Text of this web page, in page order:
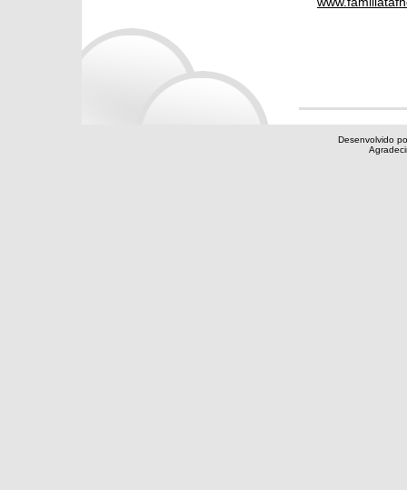
Desenvolvido